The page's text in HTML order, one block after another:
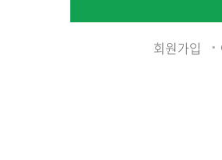
회원가입